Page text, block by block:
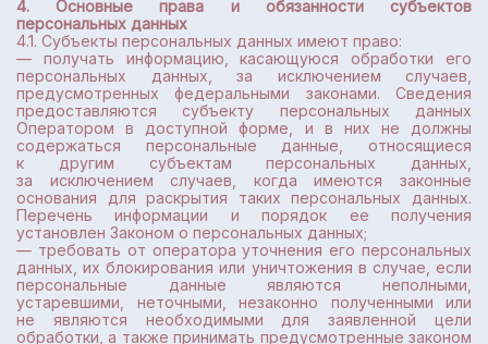
4. Основные права и обязанности субъектов
персональных данных
4.1. Субъекты персональных данных имеют право:
— получать информацию, касающуюся обработки его
персональных данных, за исключением случаев,
предусмотренных федеральными законами. Сведения
предоставляются субъекту персональных данных
Оператором в доступной форме, и в них не должны
содержаться персональные данные, относящиеся
к другим субъектам персональных данных,
за исключением случаев, когда имеются законные
основания для раскрытия таких персональных данных.
Перечень информации и порядок ее получения
установлен Законом о персональных данных;
— требовать от оператора уточнения его персональных
данных, их блокирования или уничтожения в случае, если
персональные данные являются неполными,
устаревшими, неточными, незаконно полученными или
не являются необходимыми для заявленной цели
обработки, а также принимать предусмотренные законом